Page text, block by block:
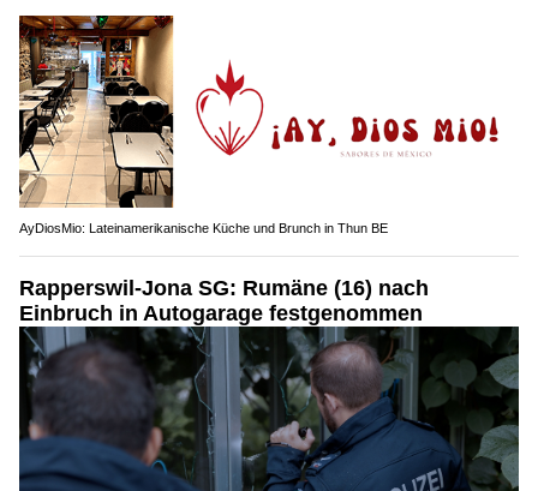
AyDiosMio: Lateinamerikanische Küche und Brunch in Thun BE
Rapperswil-Jona SG: Rumäne (16) nach
Einbruch in Autogarage festgenommen